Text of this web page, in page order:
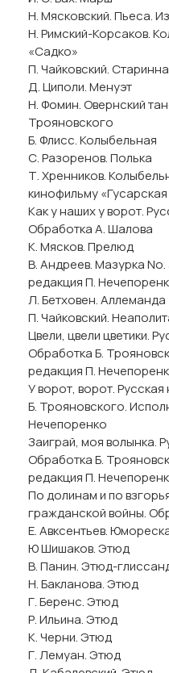
Н. Мясковский. Пьеса.
Н. Римский-Корсаков.
«Садко»
П. Чайковский.
Д. Циполи. Менуэт
Н. Фомин. Овернский
Трояновского
Б. Флисс. Колыбельная
С. Разоренов. Полька
Т. Хренников.
кинофильму
Как у наших у ворот.
Обработка А. Шалова
К. Мясков. Прелюд
В. Андреев. Мазурка
редакция П.
Л. Бетховен. Аллеманда
П. Чайковский.
Цвели, цвели цветики.
Обработка Б.
редакция П.
У ворот, ворот.
Б. Трояновского.
Нечепоренко
Заиграй, моя волынка.
Обработка Б.
редакция П.
По долинам и по
гражданской войны.
Е. Авксентьев.
Ю Шишаков. Этюд
В. Панин. Этюд-
Н. Бакланова. Этюд
Г. Беренс. Этюд
Р. Ильина. Этюд
К. Черни. Этюд
Г. Лемуан. Этюд